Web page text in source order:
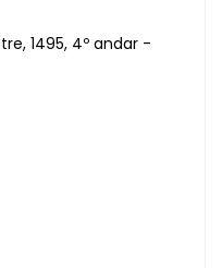
1495, 4º andar -